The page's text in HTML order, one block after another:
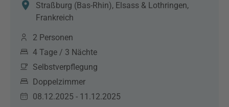
Straßburg (Bas-Rhin), Elsass & Lothringen,
Frankreich
2 Personen
4 Tage / 3 Nächte
Selbstverpflegung
Doppelzimmer
08.12.2025 - 11.12.2025